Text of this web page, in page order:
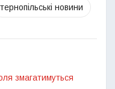
тернопільські новини
змагатимуться